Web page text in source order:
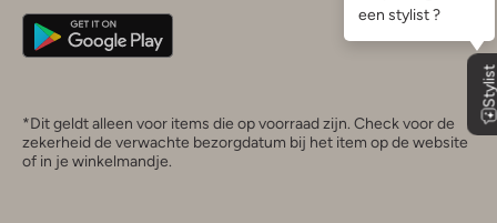
*Dit geldt alleen voor items die op voorraad zijn. Check voor de
zekerheid de verwachte bezorgdatum bij het item op de website
of in je winkelmandje.